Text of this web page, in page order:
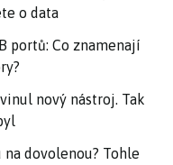
o data
portů: Co znamenají
nový nástroj. Tak
dovolenou? Tohle